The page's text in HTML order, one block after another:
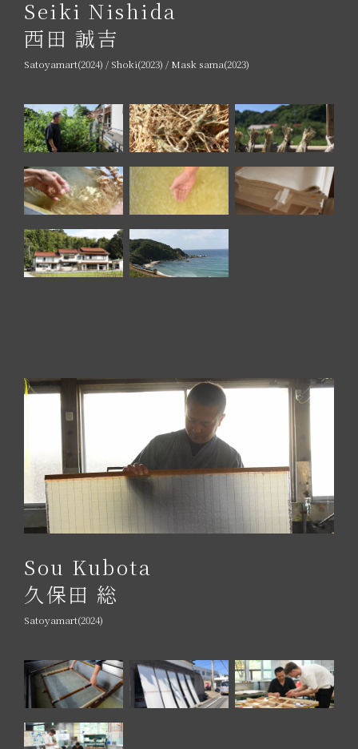
Seiki Nishida
西田 誠吉
Satoyamart(2024) / Shoki(2023) / Mask sama(2023)
Sou Kubota
久保田 総
Satoyamart(2024)